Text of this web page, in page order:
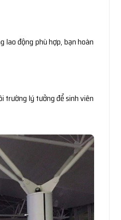
lao động phù hợp, bạn hoàn
trường lý tưởng để sinh viên